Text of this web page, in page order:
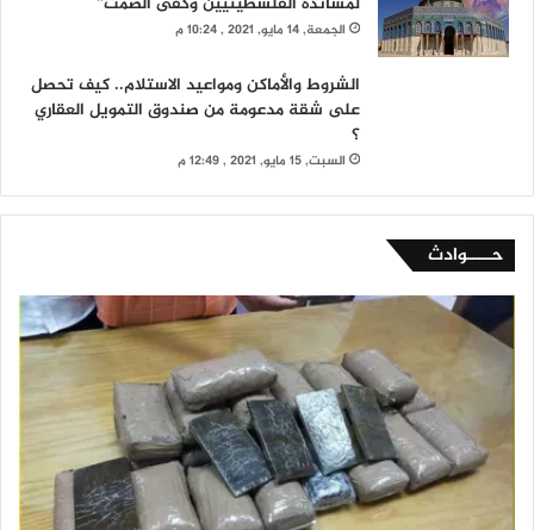
الجمعة, 14 مايو, 2021 , 10:24 م
الشروط والأماكن ومواعيد الاستلام.. كيف تحصل
على شقة مدعومة من صندوق التمويل العقاري
؟
السبت, 15 مايو, 2021 , 12:49 م
حــــوادث